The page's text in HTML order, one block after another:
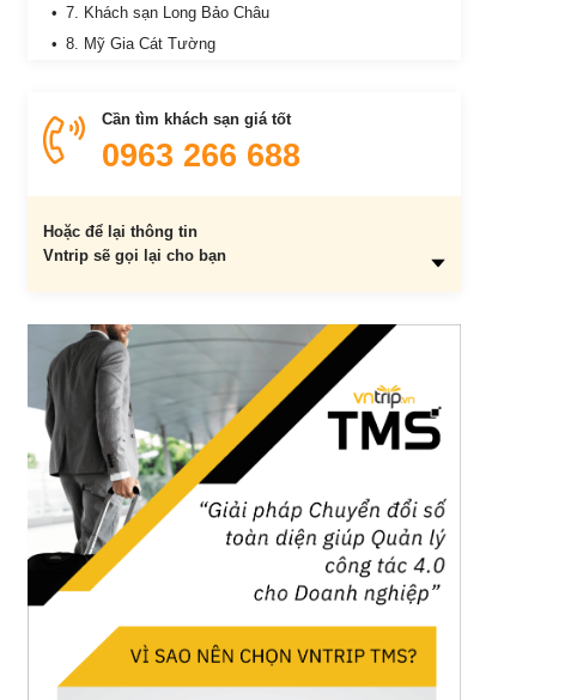
7. Khách sạn Long Bảo Châu
8. Mỹ Gia Cát Tường
10. Green Resort Bình Dương
Cần tìm khách sạn giá tốt
0963 266 688
Hoặc để lại thông tin
Vntrip sẽ gọi lại cho bạn